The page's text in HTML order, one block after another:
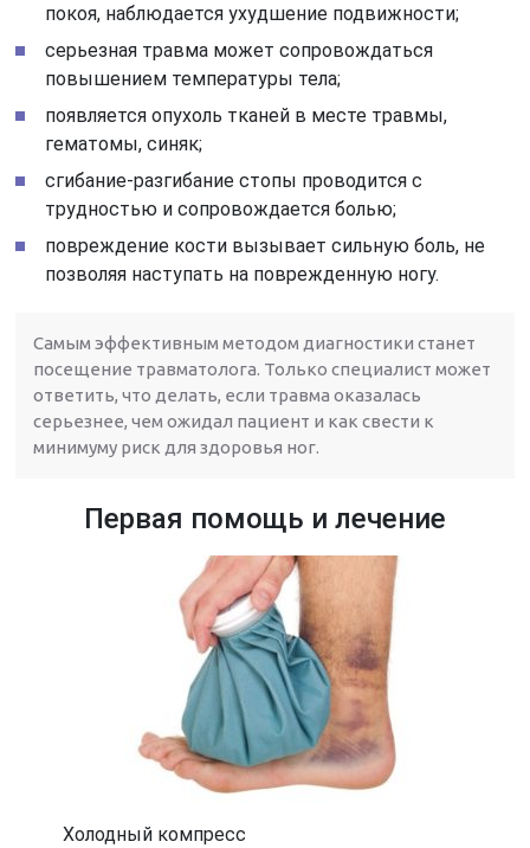
покоя, наблюдается ухудшение подвижности;
серьезная травма может сопровождаться
повышением температуры тела;
появляется опухоль тканей в месте травмы,
гематомы, синяк;
сгибание-разгибание стопы проводится с
трудностью и сопровождается болью;
повреждение кости вызывает сильную боль, не
позволяя наступать на поврежденную ногу.
Самым эффективным методом диагностики станет
посещение травматолога. Только специалист может
ответить, что делать, если травма оказалась
серьезнее, чем ожидал пациент и как свести к
минимуму риск для здоровья ног.
Первая помощь и лечение
Холодный компресс